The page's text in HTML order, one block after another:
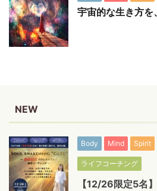
宇宙的な生き方を
NEW
Body Mind Spirit
ライフコーチング
【12/26限定5名